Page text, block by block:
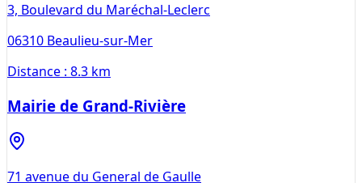
3, Boulevard du Maréchal-Leclerc
06310 Beaulieu-sur-Mer
Distance : 8.3 km
Mairie de Grand-Rivière
71 avenue du General de Gaulle